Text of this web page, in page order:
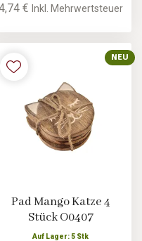
€ Inkl. Mehrwertsteuer
NEU
Pad Mango Katze 4
Stück O0407
Auf Lager: 5 Stk